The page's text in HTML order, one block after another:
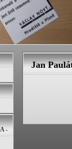
Jan
-